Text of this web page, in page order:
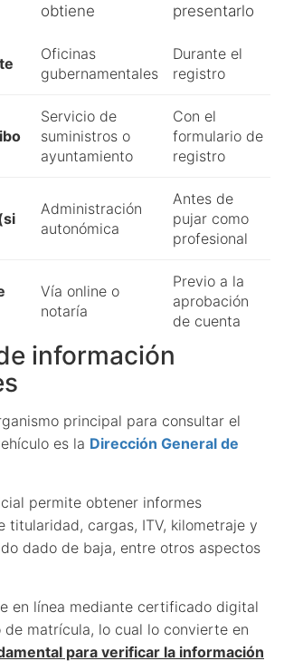
obtiene
presentarlo
Oficinas
gubernamentales
Durante el
registro
Servicio de
suministros o
ayuntamiento
Con el
formulario de
registro
Administración
autonómica
Antes de
pujar como
profesional
Vía online o
notaría
Previo a la
aprobación
de cuenta
información
principal para consultar el
es la Dirección General de
permite obtener informes
titularidad, cargas, ITV, kilometraje y
dado de baja, entre otros aspectos
en línea mediante certificado digital
de matrícula, lo cual lo convierte en
para verificar la información